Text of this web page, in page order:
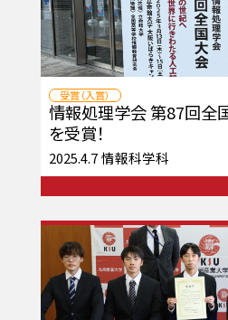
受賞（入賞）
情報処理学会 第87回全
を受賞！
2025.4.7 情報科学科